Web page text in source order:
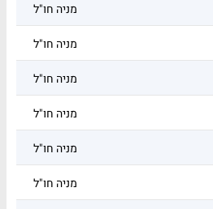
מניה חו"ל
מניה חו"ל
מניה חו"ל
מניה חו"ל
מניה חו"ל
מניה חו"ל